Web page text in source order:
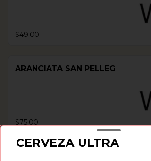
$49.00
ARANCIATA SAN PELLEG
$75.00
CERVEZA ULTRA